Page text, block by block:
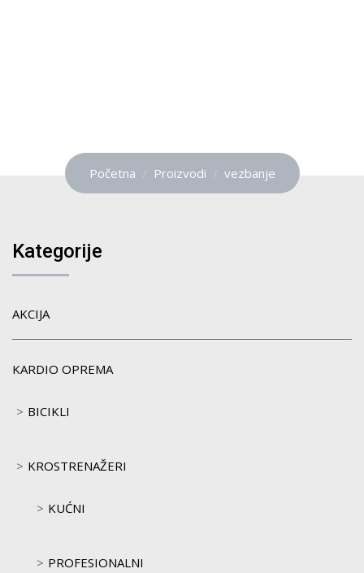
Početna Proizvodi vezbanje
Kategorije
AKCIJA
KARDIO OPREMA
BICIKLI
KROSTRENAŽERI
KUĆNI
PROFESIONALNI